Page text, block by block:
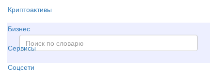
Криптоактивы
Бизнес
Сервисы
Соцсети